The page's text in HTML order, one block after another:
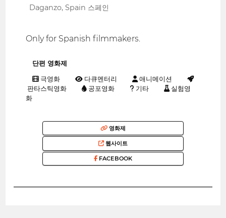
Daganzo, Spain 스페인
Only for Spanish filmmakers.
단편 영화제
극영화 다큐멘터리
애니메이션
판타스틱영화
공포영화 기타
실험영
화
영화제
웹사이트
FACEBOOK